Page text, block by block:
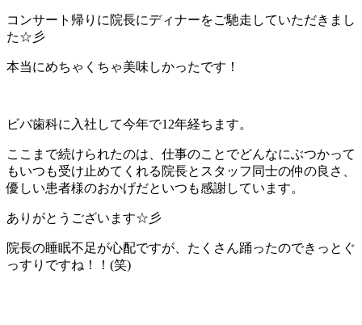
コンサート帰りに院長にディナーをご馳走していただきまし
た☆彡
本当にめちゃくちゃ美味しかったです！
ビバ歯科に入社して今年で12年経ちます。
ここまで続けられたのは、仕事のことでどんなにぶつかって
もいつも受け止めてくれる院長とスタッフ同士の仲の良さ、
優しい患者様のおかげだといつも感謝しています。
ありがとうございます☆彡
院長の睡眠不足が心配ですが、たくさん踊ったのできっとぐ
っすりですね！！(笑)